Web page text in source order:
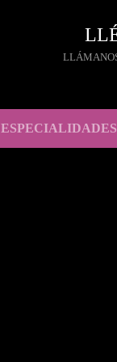
ESPECIALIDADES